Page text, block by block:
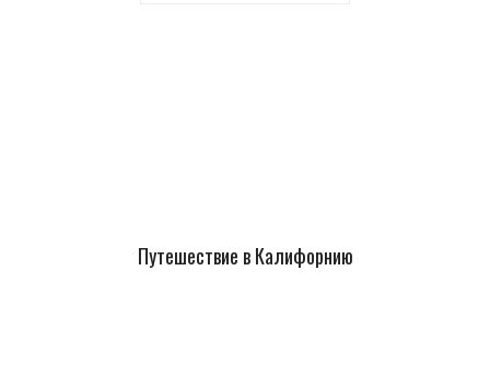
Путешествие в Калифорнию